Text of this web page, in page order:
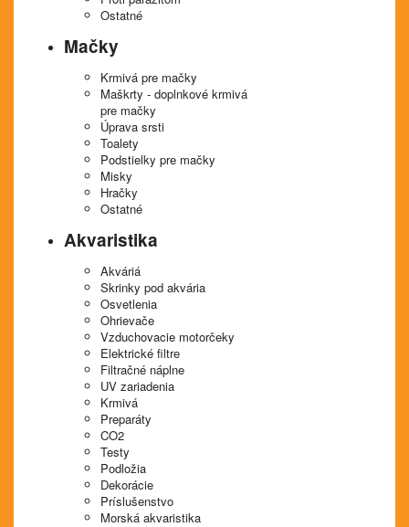
Ostatné
Mačky
Krmivá pre mačky
Maškrty - doplnkové krmivá
pre mačky
Úprava srsti
Toalety
Podstielky pre mačky
Misky
Hračky
Ostatné
Akvaristika
Akváriá
Skrinky pod akvária
Osvetlenia
Ohrievače
Vzduchovacie motorčeky
Elektrické filtre
Filtračné náplne
UV zariadenia
Krmivá
Preparáty
CO2
Testy
Podložia
Dekorácie
Príslušenstvo
Morská akvaristika